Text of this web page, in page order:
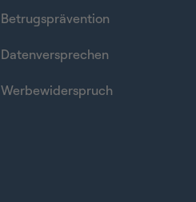
Betrugsprävention
Datenversprechen
Werbewiderspruch